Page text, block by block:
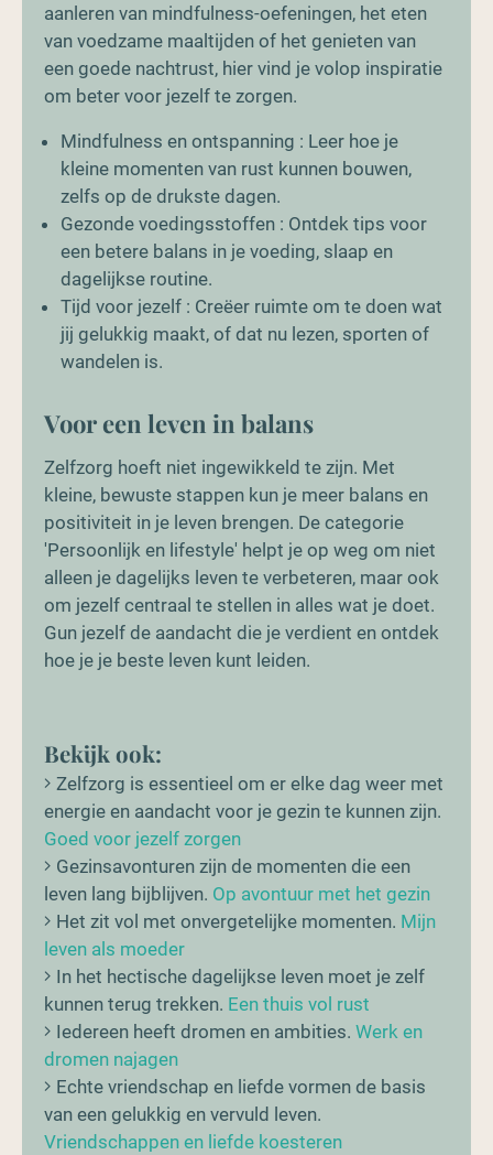
aanleren van mindfulness-oefeningen, het eten
van voedzame maaltijden of het genieten van
een goede nachtrust, hier vind je volop inspiratie
om beter voor jezelf te zorgen.
Mindfulness en ontspanning : Leer hoe je
kleine momenten van rust kunnen bouwen,
zelfs op de drukste dagen.
Gezonde voedingsstoffen : Ontdek tips voor
een betere balans in je voeding, slaap en
dagelijkse routine.
Tijd voor jezelf : Creëer ruimte om te doen wat
jij gelukkig maakt, of dat nu lezen, sporten of
wandelen is.
Voor een leven in balans
Zelfzorg hoeft niet ingewikkeld te zijn. Met
kleine, bewuste stappen kun je meer balans en
positiviteit in je leven brengen. De categorie
'Persoonlijk en lifestyle' helpt je op weg om niet
alleen je dagelijks leven te verbeteren, maar ook
om jezelf centraal te stellen in alles wat je doet.
Gun jezelf de aandacht die je verdient en ontdek
hoe je je beste leven kunt leiden.
Bekijk ook:
Zelfzorg is essentieel om er elke dag weer met
energie en aandacht voor je gezin te kunnen zijn.
Goed voor jezelf zorgen
Gezinsavonturen zijn de momenten die een
leven lang bijblijven. Op avontuur met het gezin
Het zit vol met onvergetelijke momenten. Mijn
leven als moeder
In het hectische dagelijkse leven moet je zelf
kunnen terug trekken. Een thuis vol rust
Iedereen heeft dromen en ambities. Werk en
dromen najagen
Echte vriendschap en liefde vormen de basis
van een gelukkig en vervuld leven.
Vriendschappen en liefde koesteren